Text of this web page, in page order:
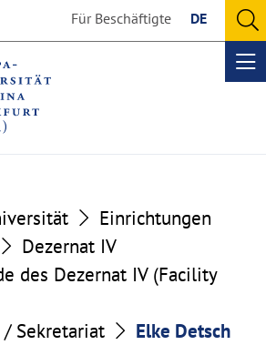
Für Beschäftigte DE
Einrichtungen
Dezernat IV
des Dezernat IV (Facility
Sekretariat
Elke Detsch